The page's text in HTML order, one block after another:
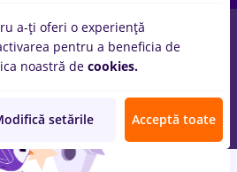
sef inTimisoarainBanci, IT /
a-ți oferi o experiență
pentru a beneficia de
noastră de cookies.
setările Acceptă toate